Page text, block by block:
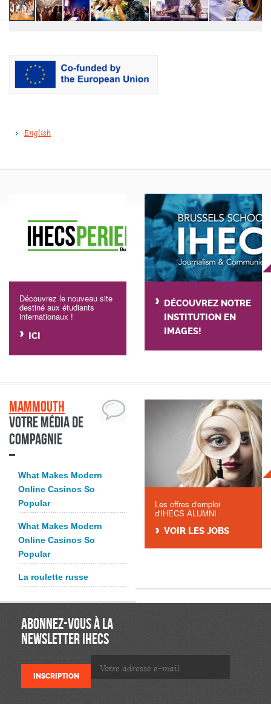
English
Découvrez le nouveau site
destiné aux étudiants
internationaux !
ICI
DÉCOUVREZ NOTRE
INSTITUTION EN
IMAGES!
Mammouth
Votre média de
compagnie
What Makes Modern
Online Casinos So
Popular
What Makes Modern
Online Casinos So
Popular
La roulette russe
Les offres d'emploi
d'IHECS ALUMNI
VOIR LES JOBS
ABONNEZ-VOUS À LA
NEWSLETTER IHECS